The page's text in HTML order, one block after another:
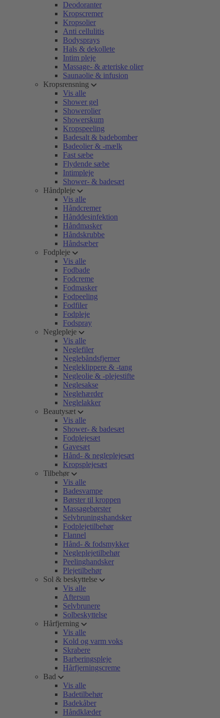
Deodoranter
Kropscremer
Kropsolier
Anti cellulitis
Bodysprays
Hals & dekollete
Intim pleje
Massage- & æteriske olier
Saunaolie & infusion
Kropsrensning
Vis alle
Shower gel
Showerolier
Showerskum
Kropspeeling
Badesalt & badebomber
Badeolier & -mælk
Fast sæbe
Flydende sæbe
Intimpleje
Shower- & badesæt
Håndpleje
Vis alle
Håndcremer
Hånddesinfektion
Håndmasker
Håndskrubbe
Håndsæber
Fodpleje
Vis alle
Fodbade
Fodcreme
Fodmasker
Fodpeeling
Fodfiler
Fodpleje
Fodspray
Neglepleje
Vis alle
Neglefiler
Neglebåndsfjerner
Negleklippere & -tang
Negleolie & -plejestifte
Neglesakse
Neglehærder
Neglelakker
Beautysæt
Vis alle
Shower- & badesæt
Fodplejesæt
Gavesæt
Hånd- & negleplejesæt
Kropsplejesæt
Tilbehør
Vis alle
Badesvampe
Børster til kroppen
Massagebørster
Selvbruningshandsker
Fodplejetilbehør
Flannel
Hånd- & fodsmykker
Negleplejetilbehør
Peelinghandsker
Plejetilbehør
Sol & beskyttelse
Vis alle
Aftersun
Selvbrunere
Solbeskyttelse
Hårfjerning
Vis alle
Kold og varm voks
Skrabere
Barberingspleje
Hårfjerningscreme
Bad
Vis alle
Badetilbehør
Badekåber
Håndklæder